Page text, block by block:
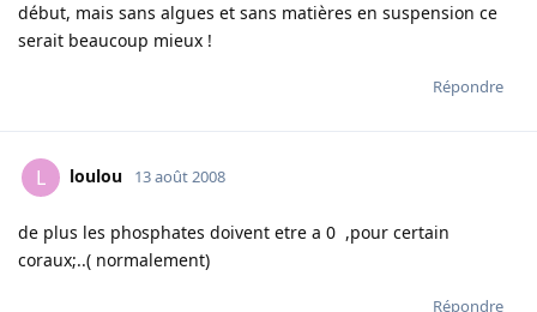
début, mais sans algues et sans matières en suspension ce
serait beaucoup mieux !
Répondre
L loulou 13 août 2008
de plus les phosphates doivent etre a 0 ,pour certain
coraux;..( normalement)
Répondre